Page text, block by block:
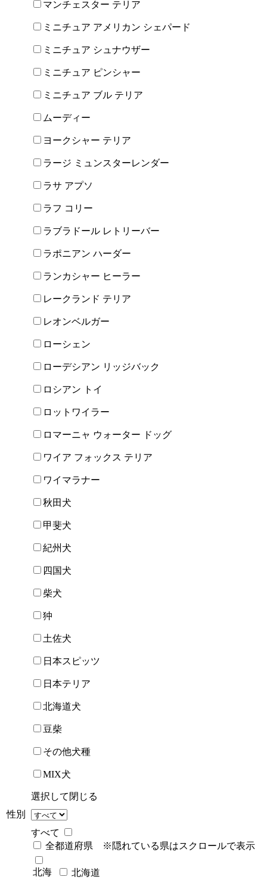
マンチェスター テリア
ミニチュア アメリカン シェパード
ミニチュア シュナウザー
ミニチュア ピンシャー
ミニチュア ブル テリア
ムーディー
ヨークシャー テリア
ラージ ミュンスターレンダー
ラサ アプソ
ラフ コリー
ラブラドール レトリーバー
ラポニアン ハーダー
ランカシャー ヒーラー
レークランド テリア
レオンベルガー
ローシェン
ローデシアン リッジバック
ロシアン トイ
ロットワイラー
ロマーニャ ウォーター ドッグ
ワイア フォックス テリア
ワイマラナー
秋田犬
甲斐犬
紀州犬
四国犬
柴犬
狆
土佐犬
日本スピッツ
日本テリア
北海道犬
豆柴
その他犬種
MIX犬
選択して閉じる
性別
すべて
全都道府県 ※隠れている県はスクロールで表示
北海
北海道